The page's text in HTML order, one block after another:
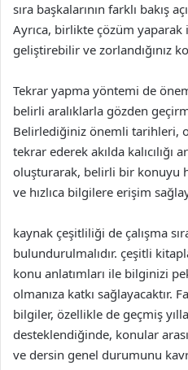
sıra başkalarının farklı bakış
Ayrıca, birlikte çözüm
geliştirebilir ve zorlandığınız
Tekrar yapma yöntemi de
belirli aralıklarla gözden
Belirlediğiniz önemli tarihleri,
tekrar ederek akılda kalıcılığı
oluşturarak, belirli bir konuyu
ve hızlıca bilgilere erişim
kaynak çeşitliliği de çalışma
bulundurulmalıdır. çeşitli
konu anlatımları ile bilginizi
olmanıza katkı sağlayacaktır.
bilgiler, özellikle de geçmiş
desteklendiğinde, konular
ve dersin genel durumunu